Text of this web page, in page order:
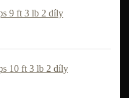
9 ft 3 lb 2 díly
10 ft 3 lb 2 díly